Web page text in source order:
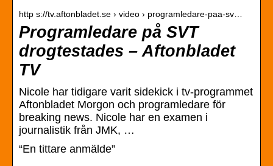
http s://tv.aftonbladet.se › video › programledare-paa-sv…
Programledare på SVT
drogtestades – Aftonbladet
TV
Nicole har tidigare varit sidekick i tv-programmet
Aftonbladet Morgon och programledare för
breaking news. Nicole har en examen i
journalistik från JMK, …
“En tittare anmälde”